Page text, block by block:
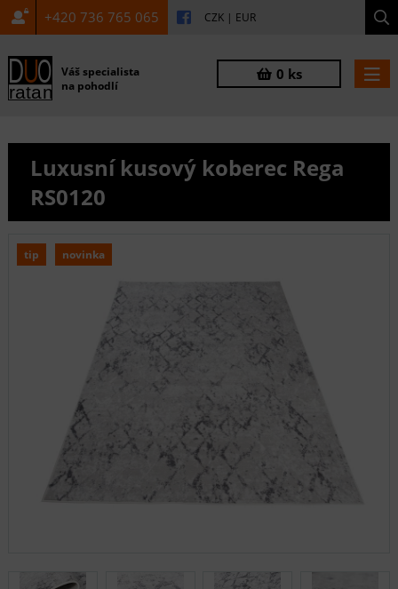
+420 736 765 065 CZK | EUR
Váš specialista
na pohodlí
0 ks
Luxusní kusový koberec Rega
RS0120
tip novinka